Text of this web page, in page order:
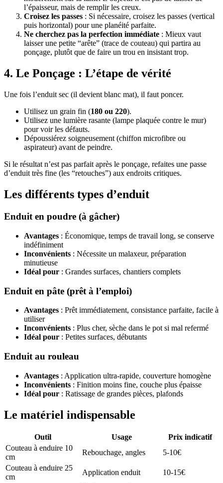
l’épaisseur, mais de remplir les creux.
Croisez les passes : Si nécessaire, croisez les passes (vertical
puis horizontal) pour une planéité parfaite.
Ne cherchez pas la perfection immédiate : Mieux vaut
laisser une petite “arête” (trace de couteau) qui partira au
ponçage, plutôt que de faire un trou en insistant trop.
4. Le Ponçage : L’étape de vérité
Une fois l’enduit sec (il devient blanc mat), il faut poncer.
Utilisez un grain fin (180 ou 220).
Utilisez une lumière rasante (lampe plaquée contre le mur)
pour voir les défauts.
Dépoussiérez soigneusement (chiffon microfibre ou
aspirateur) avant de peindre.
Si le résultat n’est pas parfait après le ponçage, refaites une passe
d’enduit très fine (les “retouches”) aux endroits critiques.
Les différents types d’enduit
Enduit en poudre (à gâcher)
Avantages : Économique, temps de travail long, se conserve
indéfiniment
Inconvénients : Nécessite un malaxeur, préparation
minutieuse
Idéal pour : Grandes surfaces, chantiers complets
Enduit en pâte (prêt à l’emploi)
Avantages : Prêt immédiatement, consistance parfaite, facile à
utiliser
Inconvénients : Plus cher, sèche dans le pot si mal refermé
Idéal pour : Petites surfaces, débutants
Enduit au rouleau
Avantages : Application ultra-rapide, couverture homogène
Inconvénients : Finition moins fine, couche plus épaisse
Idéal pour : Ratissage de grandes pièces, plafonds
Le matériel indispensable
Outil Usage
Prix indicatif
Couteau à enduire 10
cm
Rebouchage, angles
5-10€
Couteau à enduire 25
cm
Application enduit 10-15€